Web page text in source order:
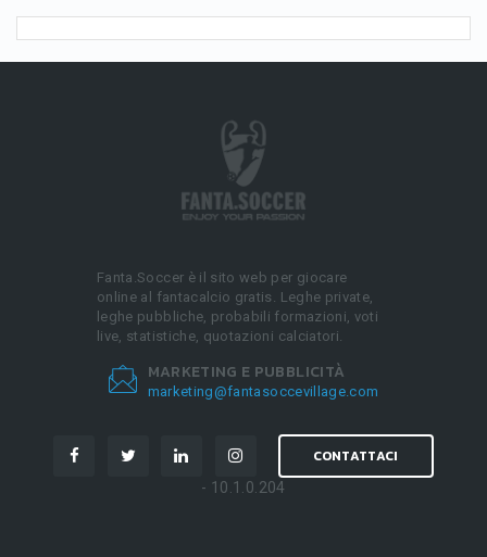
Fanta.Soccer è il sito web per giocare
online al fantacalcio gratis. Leghe private,
leghe pubbliche, probabili formazioni, voti
live, statistiche, quotazioni calciatori.
MARKETING E PUBBLICITÀ
marketing@fantasoccevillage.com
CONTATTACI
- 10.1.0.204